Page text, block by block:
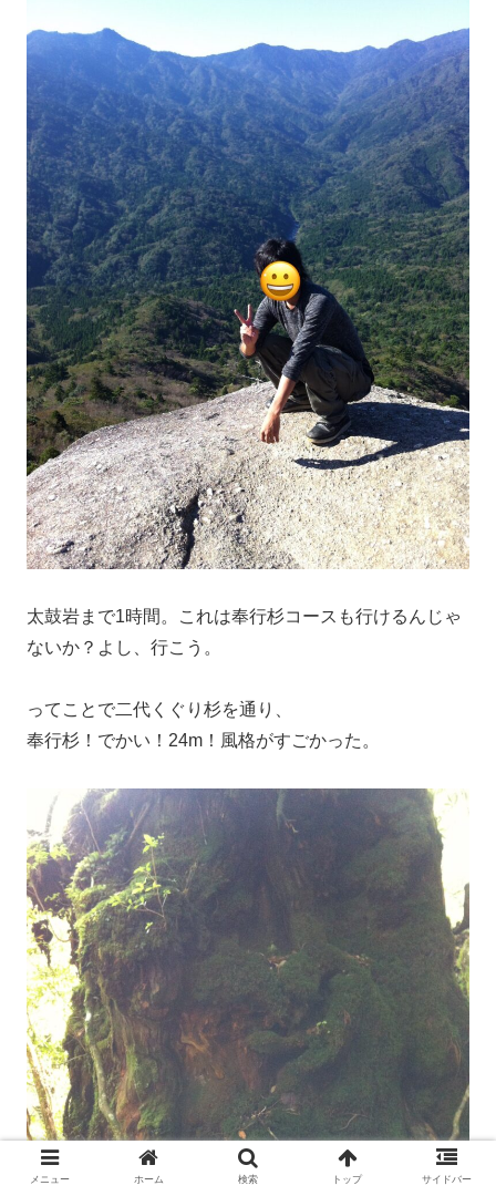
太鼓岩まで1時間。これは奉行杉コースも行けるんじゃ
ないか？よし、行こう。
ってことで二代くぐり杉を通り、
奉行杉！でかい！24m！風格がすごかった。
メニュー ホーム 検索 トップ サイドバー